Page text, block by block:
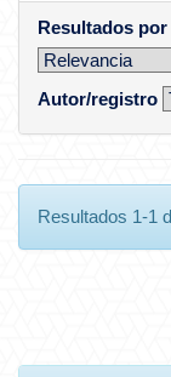
Resultados
Autor/registro
Resultados 1-1